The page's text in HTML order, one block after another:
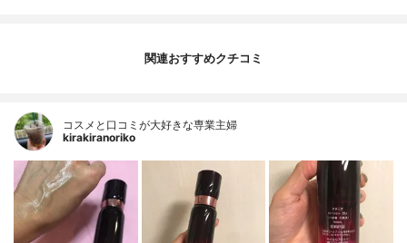
関連おすすめクチコミ
コスメと口コミが大好きな専業主婦
kirakiranoriko